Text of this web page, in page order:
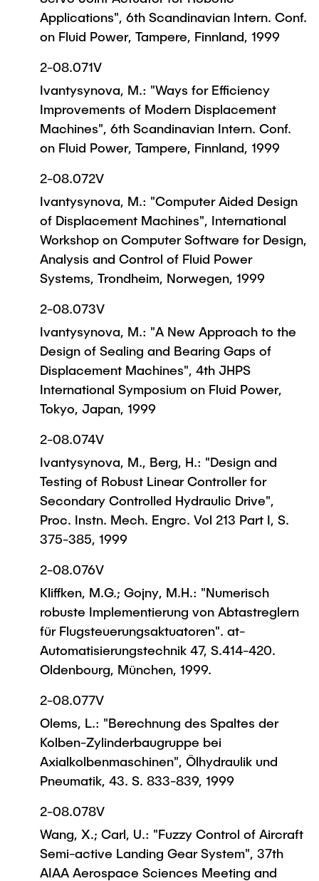
Applications", 6th Scandinavian Intern. Conf.
on Fluid Power, Tampere, Finnland, 1999
2-08.071V
Ivantysynova, M.: "Ways for Efficiency
Improvements of Modern Displacement
Machines", 6th Scandinavian Intern. Conf.
on Fluid Power, Tampere, Finnland, 1999
2-08.072V
Ivantysynova, M.: "Computer Aided Design
of Displacement Machines", International
Workshop on Computer Software for Design,
Analysis and Control of Fluid Power
Systems, Trondheim, Norwegen, 1999
2-08.073V
Ivantysynova, M.: "A New Approach to the
Design of Sealing and Bearing Gaps of
Displacement Machines", 4th JHPS
International Symposium on Fluid Power,
Tokyo, Japan, 1999
2-08.074V
Ivantysynova, M., Berg, H.: "Design and
Testing of Robust Linear Controller for
Secondary Controlled Hydraulic Drive",
Proc. Instn. Mech. Engrc. Vol 213 Part I, S.
375-385, 1999
2-08.076V
Kliffken, M.G.; Gojny, M.H.: "Numerisch
robuste Implementierung von Abtastreglern
für Flugsteuerungsaktuatoren". at-
Automatisierungstechnik 47, S.414-420.
Oldenbourg, München, 1999.
2-08.077V
Olems, L.: "Berechnung des Spaltes der
Kolben-Zylinderbaugruppe bei
Axialkolbenmaschinen", Ölhydraulik und
Pneumatik, 43. S. 833-839, 1999
2-08.078V
Wang, X.; Carl, U.: "Fuzzy Control of Aircraft
Semi-active Landing Gear System", 37th
AIAA Aerospace Sciences Meeting and